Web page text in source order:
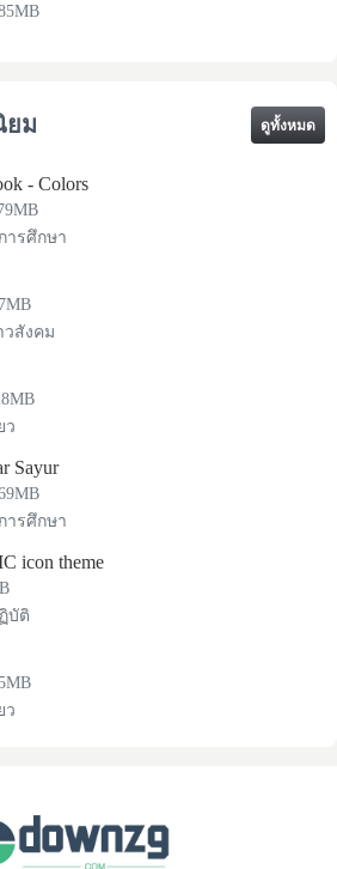
ยม ดูทั้งหมด
- Colors
ารศึกษา
วสังคม
ว
Sayur
ารศึกษา
icon theme
บัติ
ว